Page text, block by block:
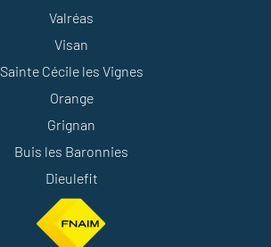
Valréas
Visan
Sainte Cécile les Vignes
Orange
Grignan
Buis les Baronnies
Dieulefit